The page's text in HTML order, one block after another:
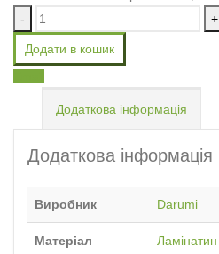
-
+
Додати в кошик
Додаткова інформація
Додаткова інформація
Виробник Darumi
Матеріал
Ламінатин